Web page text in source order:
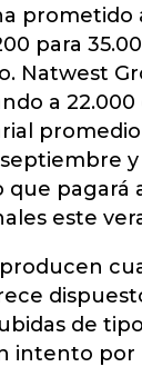
prometido
para
Natwest
a
que pagará
este
de
intento por